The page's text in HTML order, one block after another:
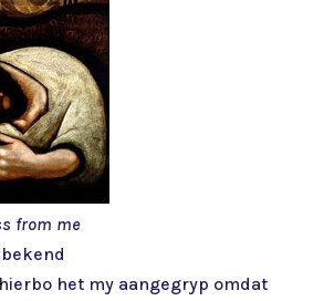
from me
het my aangegryp omdat